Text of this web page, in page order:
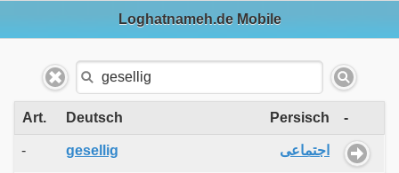
Loghatnameh.de Mobile
Art. Deutsch Persisch -
- gesellig اجتماعی